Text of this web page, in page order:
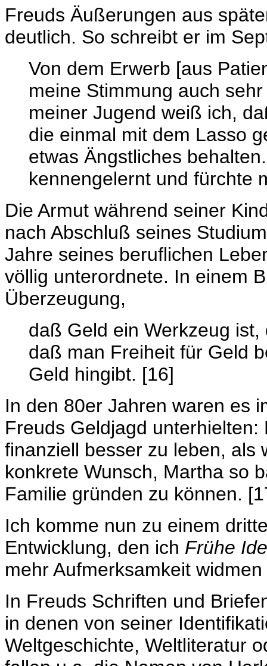
Freuds Äußerungen aus
deutlich. So schreibt er im
Von dem Erwerb [aus
meine Stimmung auch
meiner Jugend weiß ich,
die einmal mit dem Lasso
etwas Ängstliches
kennengelernt und fürchte
Die Armut während seiner
nach Abschluß seines
Jahre seines beruflichen
völlig unterordnete. In einem
Überzeugung,
daß Geld ein Werkzeug
daß man Freiheit für Geld
Geld hingibt. [16]
In den 80er Jahren waren es
Freuds Geldjagd
finanziell besser zu leben, als
konkrete Wunsch, Martha so
Familie gründen zu können.
Ich komme nun zu einem
Entwicklung, den ich Frühe
mehr Aufmerksamkeit
In Freuds Schriften und
in denen von seiner
Weltgeschichte, Weltliteratur